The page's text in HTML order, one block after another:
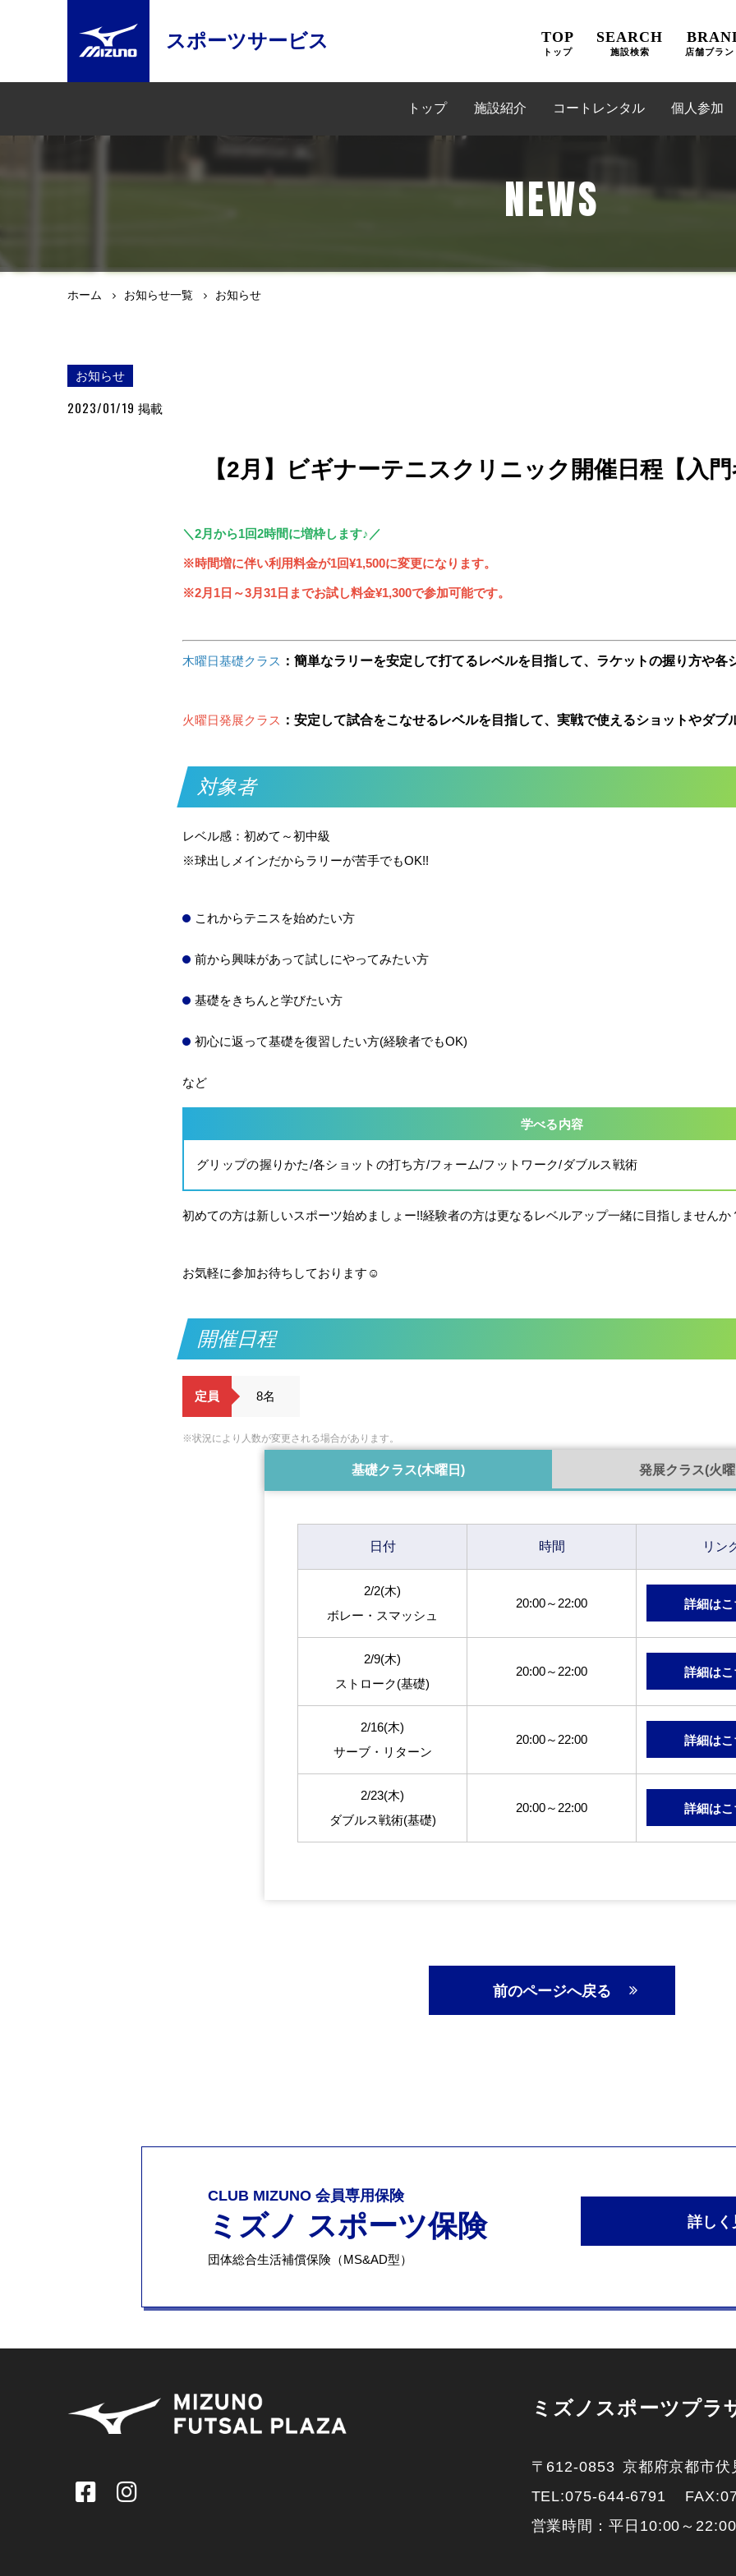
スポーツサービス TOP
トップ
SEARCH
施設検索 店舗ブラン
トップ 施設紹介 コートレンタル 個人参加
NEWS
ホーム お知らせ一覧 お知らせ
お知らせ
2023/01/19 掲載
【2月】ビギナーテニスクリニック開催日程【入
＼2月から1回2時間に増枠します♪／
※時間増に伴い利用料金が1回¥1,500に変更になります。
※2月1日～3月31日までお試し料金¥1,300で参加可能です。
木曜日基礎クラス ：簡単なラリーを安定して打てるレベルを目指して、ラケットの握り方や
火曜日発展クラス ：安定して試合をこなせるレベルを目指して、実戦で使えるショットやダブ
対象者
レベル感：初めて～初中級
※球出しメインだからラリーが苦手でもOK!!
これからテニスを始めたい方
前から興味があって試しにやってみたい方
基礎をきちんと学びたい方
初心に返って基礎を復習したい方(経験者でもOK)
など
学べる内容
グリップの握りかた/各ショットの打ち方/フォーム/フットワーク/ダブルス戦術
初めての方は新しいスポーツ始めましょー!!経験者の方は更なるレベルアップ一緒に目指しませんか
お気軽に参加お待ちしております☺
開催日程
定員 8名
※状況により人数が変更される場合があります。
基礎クラス(木曜日) 発展クラス(火
日付 時間 リ ン
2/2(木)
ボレー・スマッシュ
20:00～22:00 詳細は
2/9(木)
ストローク(基礎)
20:00～22:00 詳細は
2/16(木)
サーブ・リターン
20:00～22:00 詳細は
2/23(木)
ダブルス戦術(基礎)
20:00～22:00 詳細は
前のページへ戻る
CLUB MIZUNO 会員専用保険
ミズノ スポーツ保険
団体総合生活補償保険（MS&AD型）
詳しく
ミズノスポーツプラ
〒612-0853 京都府京都市
TEL:075-644-6791
営業時間：平日10:00～